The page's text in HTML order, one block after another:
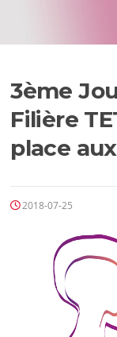
3ème
Filière
place
2018-07-25